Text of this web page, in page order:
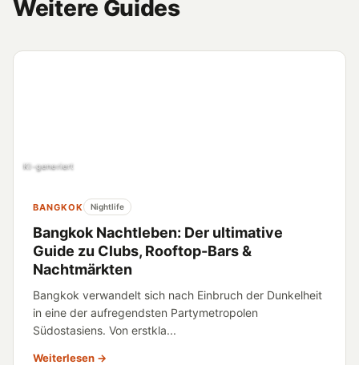
Weitere Guides
KI-generiert
BANGKOK Nightlife
Bangkok Nachtleben: Der ultimative
Guide zu Clubs, Rooftop-Bars &
Nachtmärkten
Bangkok verwandelt sich nach Einbruch der Dunkelheit
in eine der aufregendsten Partymetropolen
Südostasiens. Von erstkla...
Weiterlesen →